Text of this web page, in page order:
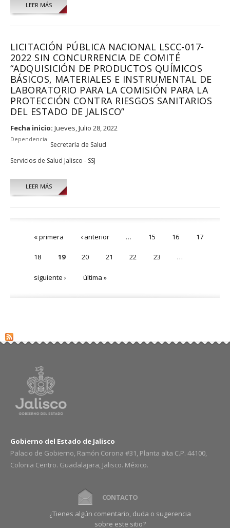
LEER MÁS
LICITACIÓN PÚBLICA NACIONAL LSCC-017-
2022 SIN CONCURRENCIA DE COMITÉ
“ADQUISICIÓN DE PRODUCTOS QUÍMICOS
BÁSICOS, MATERIALES E INSTRUMENTAL DE
LABORATORIO PARA LA COMISIÓN PARA LA
PROTECCIÓN CONTRA RIESGOS SANITARIOS
DEL ESTADO DE JALISCO”
Fecha inicio: Jueves, Julio 28, 2022
Dependencia:
Secretaría de Salud
Servicios de Salud Jalisco - SSJ
LEER MÁS
« primera ‹ anterior … 15 16 17
18 19 20 21 22 23 …
siguiente › última »
Gobierno del Estado de Jalisco
Palacio de Gobierno, Ramón Corona #31, Planta alta C.P. 44100,
Colonia Centro. Guadalajara, Jalisco. México.
CONTACTO
¿Tienes algún comentario, duda o sugerencia
sobre este sitio?